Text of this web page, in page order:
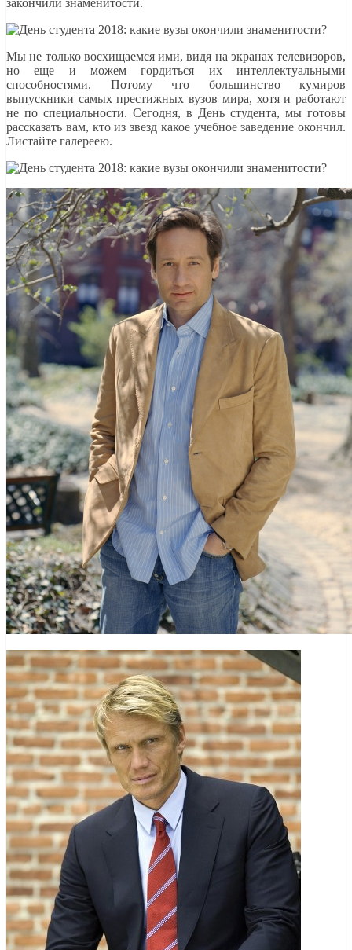
Мы не только восхищаемся ими, видя на экранах телевизоров,
но еще и можем гордиться их интеллектуальными
способностями. Потому что большинство кумиров
выпускники самых престижных вузов мира, хотя и работают
не по специальности. Сегодня, в День студента, мы готовы
рассказать вам, кто из звезд какое учебное заведение окончил.
Листайте галереею.